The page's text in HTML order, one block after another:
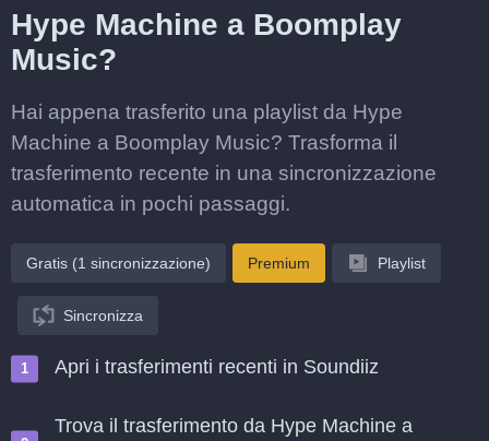
Hype Machine a Boomplay
Music?
Hai appena trasferito una playlist da Hype
Machine a Boomplay Music? Trasforma il
trasferimento recente in una sincronizzazione
automatica in pochi passaggi.
Gratis (1 sincronizzazione) Premium Playlist
Sincronizza
Apri i trasferimenti recenti in Soundiiz
Trova il trasferimento da Hype Machine a